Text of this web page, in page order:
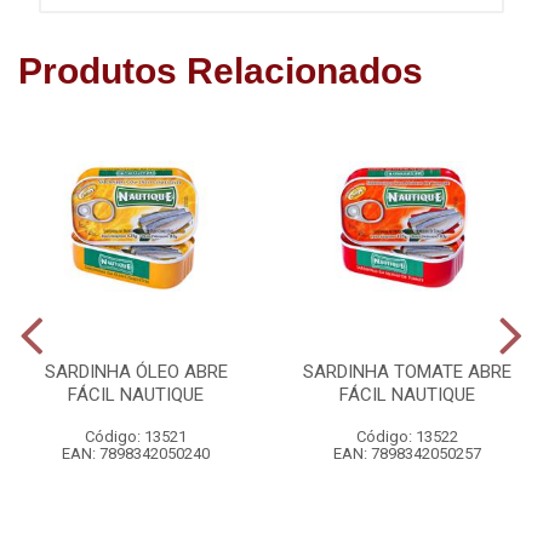
Produtos Relacionados
SARDINHA ÓLEO ABRE
FÁCIL NAUTIQUE
Código: 13521
EAN: 7898342050240
SARDINHA TOMATE ABRE
FÁCIL NAUTIQUE
Código: 13522
EAN: 7898342050257